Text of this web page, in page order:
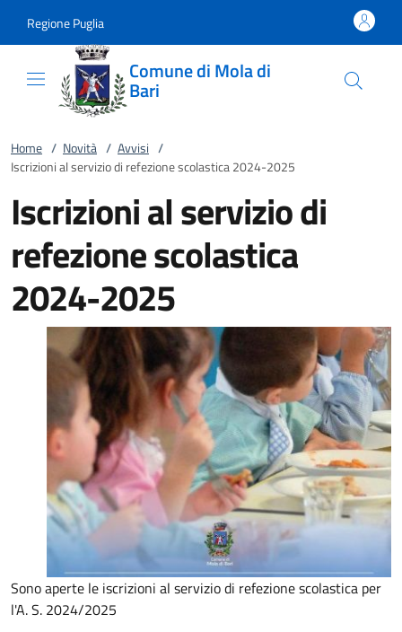
Regione Puglia
Comune di Mola di
Bari
Home / Novità / Avvisi /
Iscrizioni al servizio di refezione scolastica 2024-2025
Iscrizioni al servizio di
refezione scolastica
2024-2025
Sono aperte le iscrizioni al servizio di refezione scolastica per
l'A. S. 2024/2025